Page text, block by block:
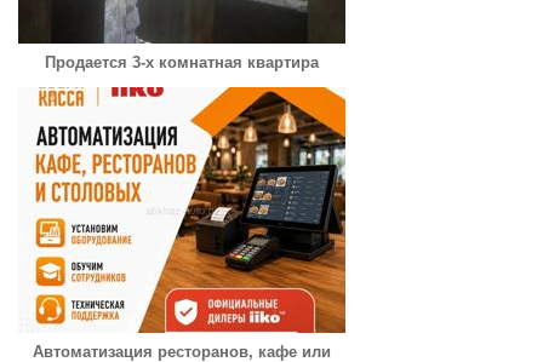
Продается 3-х комнатная квартира
Автоматизация ресторанов, кафе или